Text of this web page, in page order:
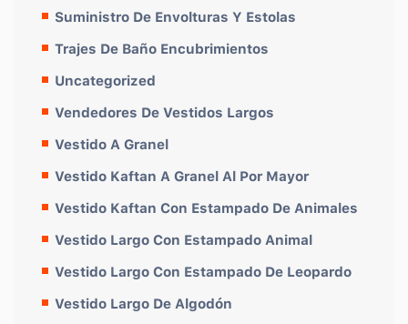
Suministro De Envolturas Y Estolas
Trajes De Baño Encubrimientos
Uncategorized
Vendedores De Vestidos Largos
Vestido A Granel
Vestido Kaftan A Granel Al Por Mayor
Vestido Kaftan Con Estampado De Animales
Vestido Largo Con Estampado Animal
Vestido Largo Con Estampado De Leopardo
Vestido Largo De Algodón